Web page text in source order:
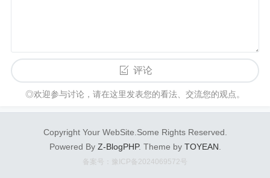
分。
今年还有啥会要参加？
肯定的是6月18号Netconcpets在北京举办的第5届S
EO排行榜。连续5年举办活动，这在国内SEO行业
很少见。我也会参加，上午有个演讲。欢迎找我聊
评论
◎欢迎参与讨论，请在这里发表您的看法、交流您的观点。
Copyright Your WebSite.Some Rights Reserved.
Powered By Z-BlogPHP. Theme by TOYEAN
备案号：豫ICP备2024069572号